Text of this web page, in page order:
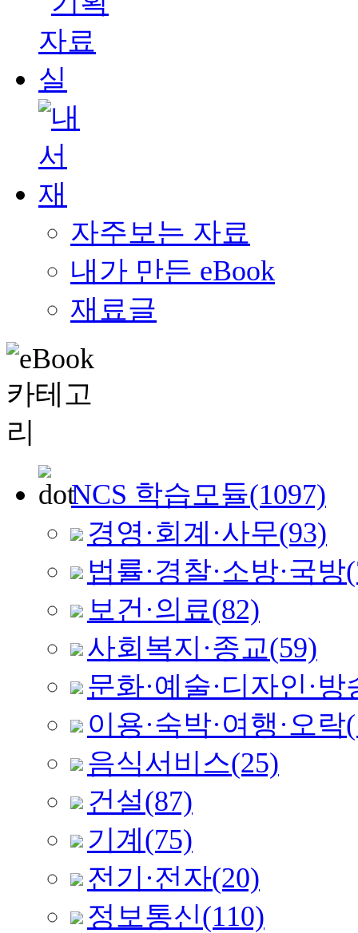
자주보는 자료
내가 만든 eBook
재료글
NCS 학습모듈(1097)
경영·회계·사무(93)
법률·경찰·소방·국방
보건·의료(82)
사회복지·종교(59)
문화·예술·디자인·방
이용·숙박·여행·오락
음식서비스(25)
건설(87)
기계 (75)
전기·전자(20)
정보통신(110)